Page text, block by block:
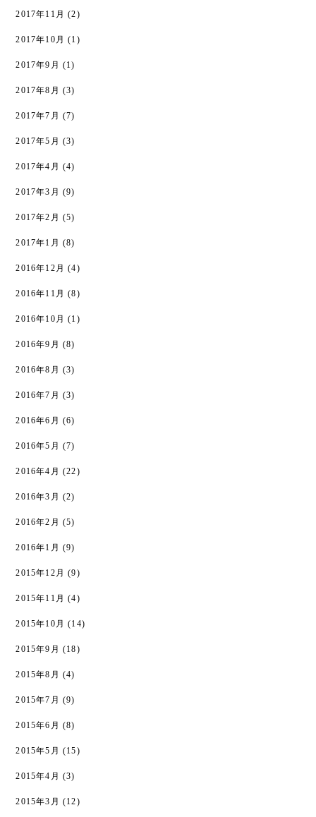
2017年11月 (2)
2017年10月 (1)
2017年9月 (1)
2017年8月 (3)
2017年7月 (7)
2017年5月 (3)
2017年4月 (4)
2017年3月 (9)
2017年2月 (5)
2017年1月 (8)
2016年12月 (4)
2016年11月 (8)
2016年10月 (1)
2016年9月 (8)
2016年8月 (3)
2016年7月 (3)
2016年6月 (6)
2016年5月 (7)
2016年4月 (22)
2016年3月 (2)
2016年2月 (5)
2016年1月 (9)
2015年12月 (9)
2015年11月 (4)
2015年10月 (14)
2015年9月 (18)
2015年8月 (4)
2015年7月 (9)
2015年6月 (8)
2015年5月 (15)
2015年4月 (3)
2015年3月 (12)